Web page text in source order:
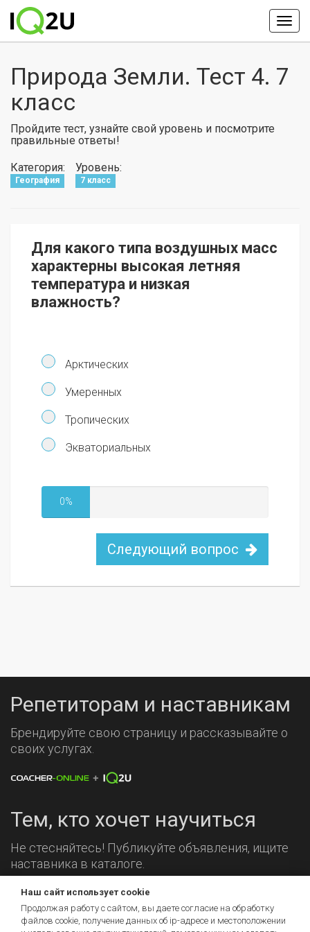
Природа Земли. Тест 4. 7
класс
Пройдите тест, узнайте свой уровень и посмотрите
правильные ответы!
Категория:
География
Уровень:
7 класс
Для какого типа воздушных масс
характерны высокая летняя
температура и низкая
влажность?
Арктических
Умеренных
Тропических
Экваториальных
0%
Следующий вопрос
Репетиторам и наставникам
Брендируйте свою страницу и рассказывайте о
своих услугах.
Тем, кто хочет научиться
Не стесняйтесь! Публикуйте объявления, ищите
наставника в каталоге.
Мы на связи!
Наш сайт использует cookie
Продолжая работу с сайтом, вы даете согласие на обработку
файлов cookie, получение данных об ip-адресе и местоположении